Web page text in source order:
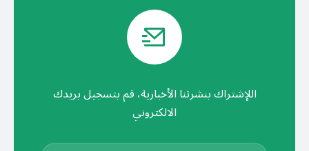
اللإشتراك بنشرتنا الأخبارية، قم بتسجيل بريدك
الالكتروني